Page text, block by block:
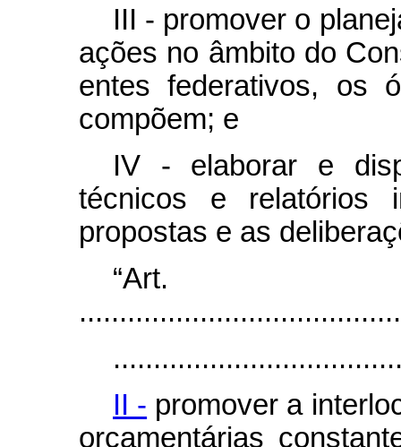
III - promover o
ações no âmbito do
entes federativos, os
compõem; e
IV - elaborar e
técnicos e relatórios
propostas e as
II - promover a
orçamentárias